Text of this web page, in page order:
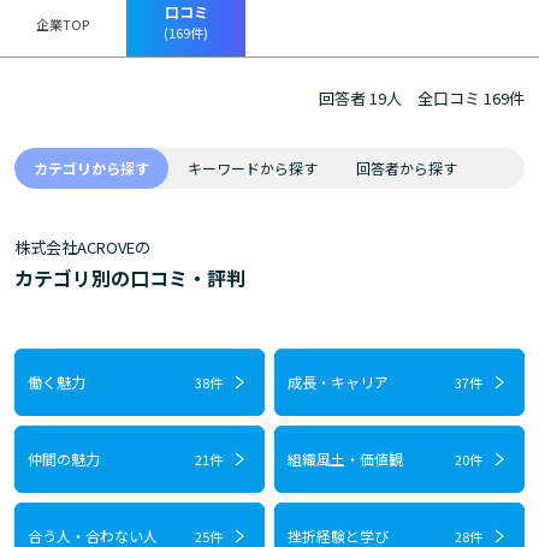
企業TOP
口コミ
(169件)
回答者 19人 全口コミ 169件
カテゴリから探す キーワードから探す 回答者から探す
株式会社ACROVEの
カテゴリ別の口コミ・評判
働く魅力 38件 成長・キャリア 37件
仲間の魅力 21件 組織風土・価値観 20件
合う人・合わない人 25件 挫折経験と学び 28件